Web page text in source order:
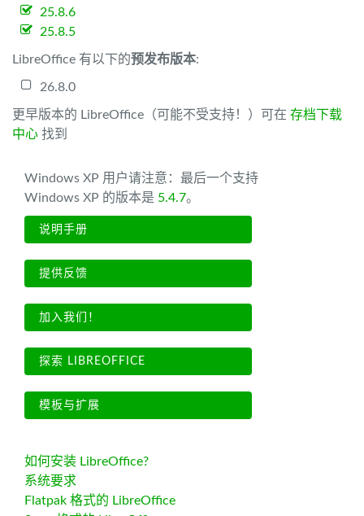
25.8.6
25.8.5
LibreOffice 有以下的预发布版本:
26.8.0
更早版本的 LibreOffice（可能不受支持！）可在 存档下载
中心 找到
Windows XP 用户请注意：最后一个支持
Windows XP 的版本是 5.4.7。
说明手册
提供反馈
加入我们！
探索 LIBREOFFICE
模板与扩展
如何安装 LibreOffice?
系统要求
Flatpak 格式的 LibreOffice